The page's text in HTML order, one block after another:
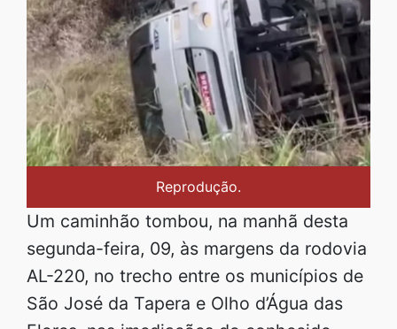
Reprodução.
Um caminhão tombou, na manhã desta
segunda-feira, 09, às margens da rodovia
AL-220, no trecho entre os municípios de
São José da Tapera e Olho d’Água das